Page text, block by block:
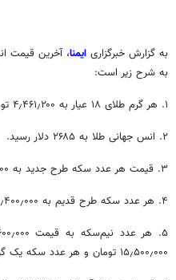
به گزارش خبرگزاری ایمنا، آخرین قیمت
به شرح زیر است:
۱. هر گرم طلای ۱۸ عیار به ۴٫۴۶۱٫۲۰۰ تومان رسید.
۲. انس جهانی طلا به ۲۶۸۵ دلار رسید.
۳. قیمت هر عدد سکه طرح جدید به ۴۹٫۸۰۰٫۰۰۰ تومان رسید.
۴. هر عدد سکه طرح قدیم به ۴۸٫۴۰۰٫۰۰۰ تومان رسید.
۱۵٫۵۰۰٫۰۰۰ تومان و هر عدد سکه یک گرمی به قیمت ۷٫۷۰۰٫۰۰۰ تومان رسید.